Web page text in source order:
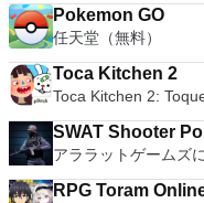
Pokemon GO
任天堂（無料）
Toca Kitchen 2
Toca Kitchen 2:
SWAT Shooter
アララットゲームズ
RPG Toram